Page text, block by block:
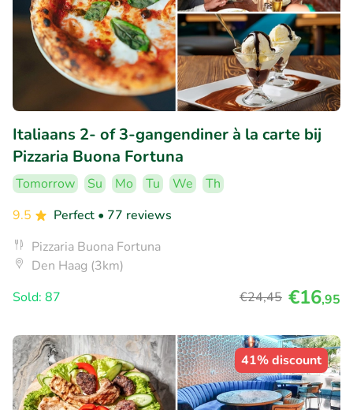
Italiaans 2- of 3-gangendiner à la carte bij
Pizzaria Buona Fortuna
Tomorrow Su Mo Tu We
Th
9.5
Perfect • 77 reviews
Pizzaria Buona Fortuna
Den Haag (3km)
Sold: 87
€24,45 €16,95
41% discount